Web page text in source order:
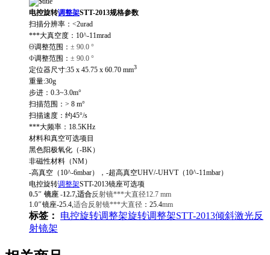
电控旋转调整架STT-2013规格参数
扫描分辨率：<2urad
***大真空度：10^-11mrad
Θ调整范围： ± 90.0 °
Φ调整范围： ± 90.0 °
定位器尺寸:35 x 45.75 x 60.70 mm3
重量:30g
步进：0.3~3.0m°
扫描范围：> 8 m°
扫描速度：约45°/s
***大频率：18.5KHz
材料和真空可选项目
黑色阳极氧化（-BK）
非磁性材料（NM）
-高真空（10^-6mbar），-超高真空UHV/-UHVT（10^-11mbar）
电控旋转调整架STT-2013镜座可选项
0.5″ 镜座 -12.7,适合反射镜***大直径12.7 mm
1.0″镜座-25.4,适合反射镜***大直径 ：25.4mm
标签： 电控旋转调整架旋转调整架STT-2013倾斜激光反
射镜架